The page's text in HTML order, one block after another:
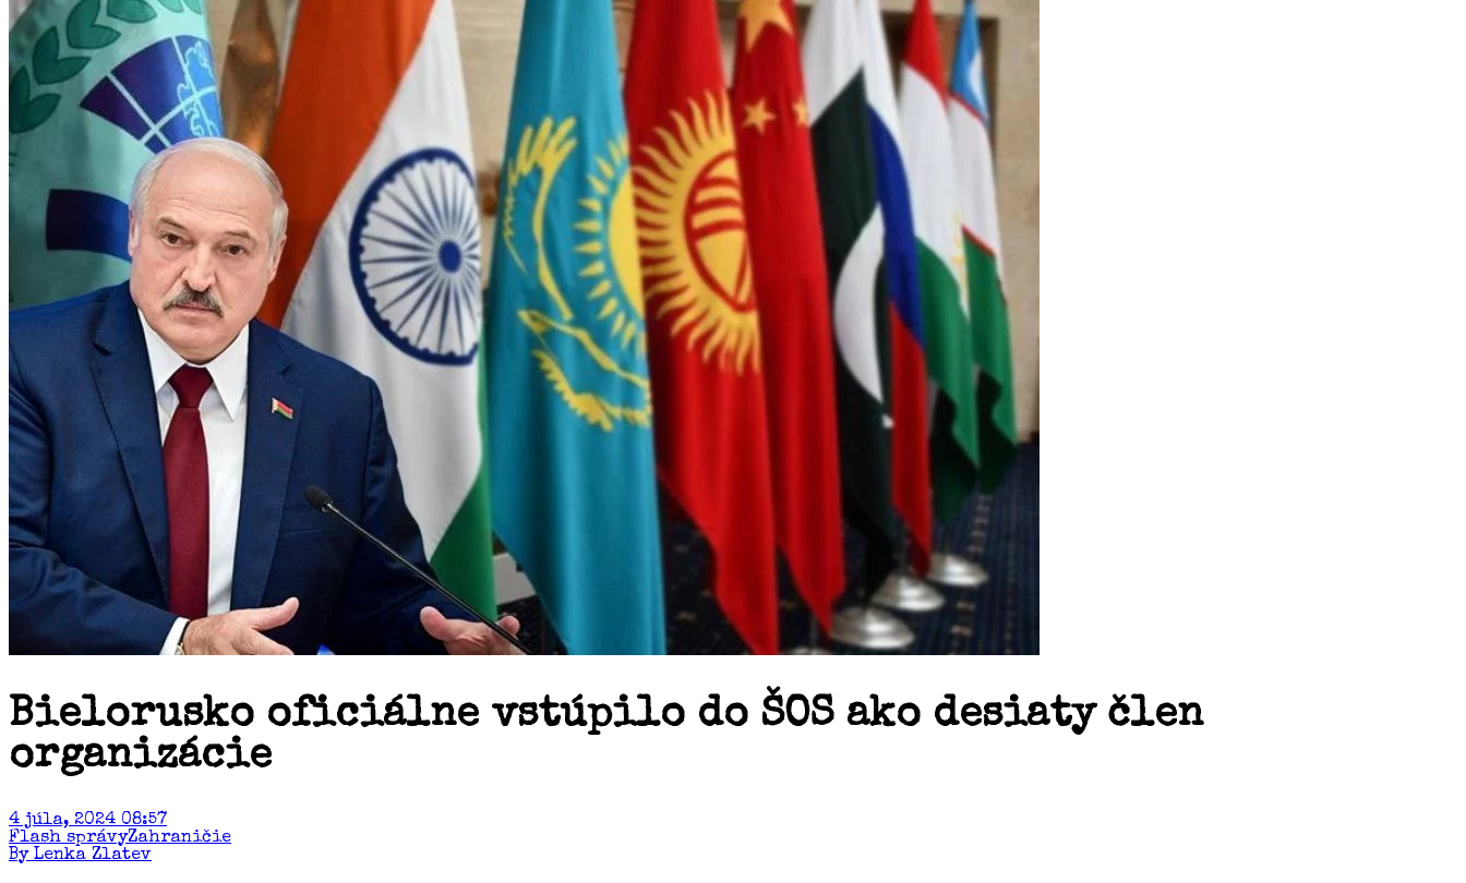
Bielorusko oficiálne vstúpilo do ŠOS ako desiaty člen
organizácie
4 júla, 2024 08:57
Flash správyZahraničie
By Lenka Zlatev